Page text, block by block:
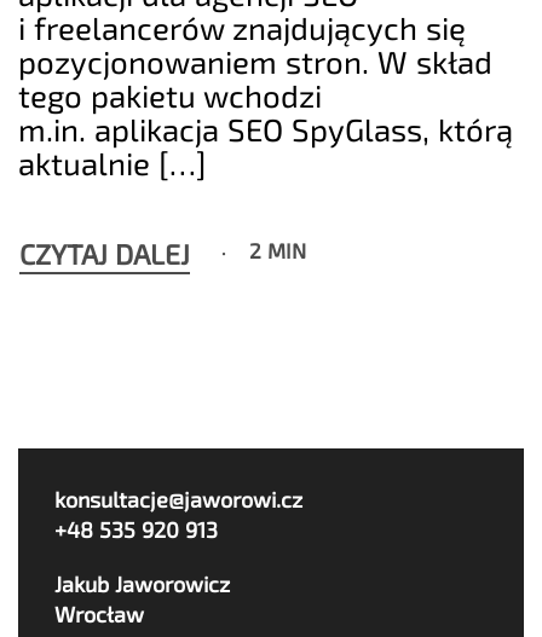
i freelancerów znajdujących się
pozycjonowaniem stron. W skład
tego pakietu wchodzi
m.in. aplikacja SEO SpyGlass, którą
aktualnie […]
CZYTAJ DALEJ 2 MIN
konsultacje@jaworowi.cz
+48 535 920 913
Jakub Jaworowicz
Wrocław